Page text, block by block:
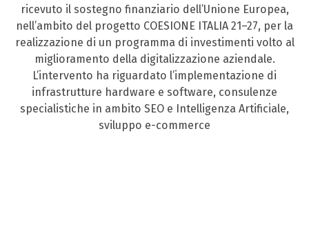
ricevuto il sostegno finanziario dell’Unione Europea,
nell’ambito del progetto COESIONE ITALIA 21–27, per la
realizzazione di un programma di investimenti volto al
miglioramento della digitalizzazione aziendale.
L’intervento ha riguardato l’implementazione di
infrastrutture hardware e software, consulenze
specialistiche in ambito SEO e Intelligenza Artificiale,
sviluppo e-commerce